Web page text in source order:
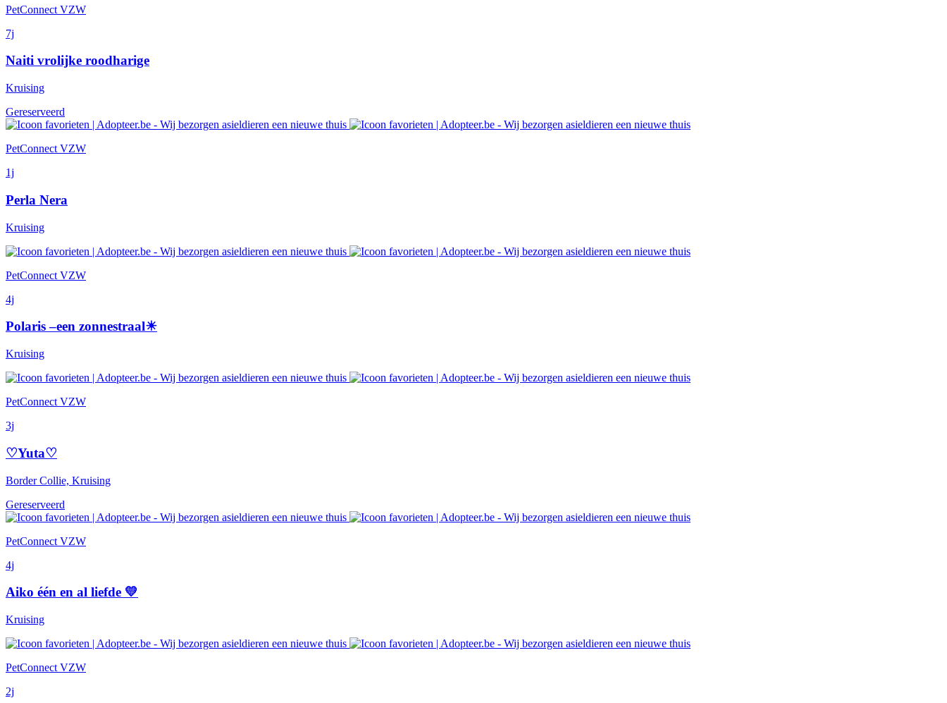
PetConnect VZW
7j
Naiti vrolijke roodharige
Kruising
Gereserveerd
PetConnect VZW
1j
Perla Nera
Kruising
PetConnect VZW
4j
Polaris –een zonnestraal☀
Kruising
PetConnect VZW
3j
♡Yuta♡
Border Collie, Kruising
Gereserveerd
PetConnect VZW
4j
Aiko één en al liefde 💛
Kruising
PetConnect VZW
2j